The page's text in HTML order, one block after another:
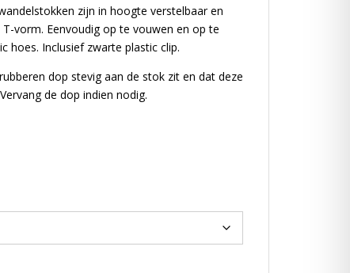
zijn in hoogte verstelbaar en
vorm. Eenvoudig op te vouwen en op te
hoes. Inclusief zwarte plastic clip.
dop stevig aan de stok zit en dat deze
de dop indien nodig.